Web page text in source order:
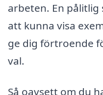
arbeten. En
att kunna visa
ge dig förtroende
val.
Så oavsett om du